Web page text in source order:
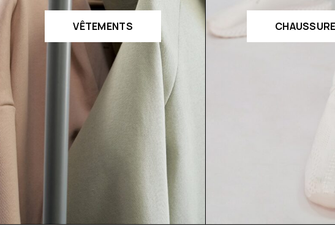
VÊTEMENTS